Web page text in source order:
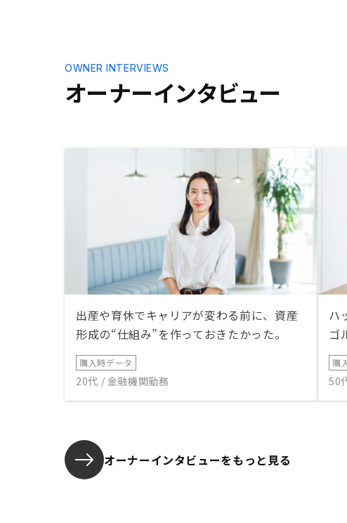
オーナーインタビュー
OWNER INTERVIEWS
出産や育休でキャリアが変わる前に、資産
形成の“仕組み”を作っておきたかった。
購入時データ
20代 / 金融機関勤務
ハ
ゴ
購
50
オーナーインタビューをもっと見る